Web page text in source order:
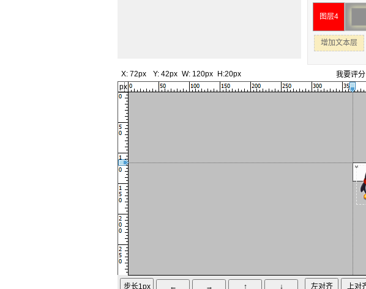
图层4
增加文本层
X: 72px Y: 42px W: 120px H:20px 我要评分
px